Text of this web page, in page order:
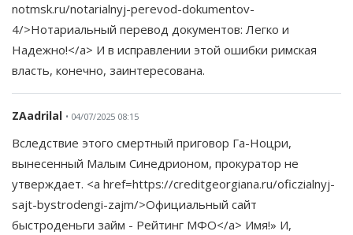
notmsk.ru/notarialnyj-perevod-dokumentov-
4/>Нотариальный перевод документов: Легко и
Надежно!</a> И в исправлении этой ошибки римская
власть, конечно, заинтересована.
ZAadrilal • 04/07/2025 08:15
Вследствие этого смертный приговор Га-Ноцри,
вынесенный Малым Синедрионом, прокуратор не
утверждает. <a href=https://creditgeorgiana.ru/oficzialnyj-
sajt-bystrodengi-zajm/>Официальный сайт
быстроденьги займ - Рейтинг МФО</a> Имя!» И,